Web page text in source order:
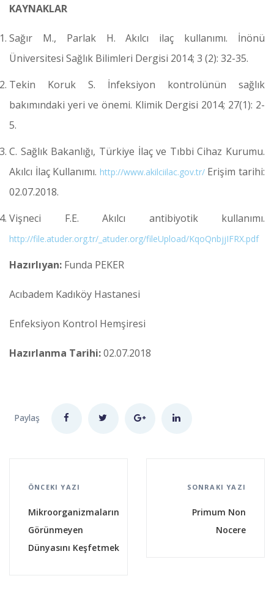
KAYNAKLAR
Sağır M., Parlak H. Akılcı ilaç kullanımı. İnönü
Üniversitesi Sağlık Bilimleri Dergisi 2014; 3 (2): 32-35.
Tekin Koruk S. İnfeksiyon kontrolünün sağlık
bakımındaki yeri ve önemi. Klimik Dergisi 2014; 27(1): 2-
5.
C. Sağlık Bakanlığı, Türkiye İlaç ve Tıbbi Cihaz Kurumu.
Akılcı İlaç Kullanımı. http://www.akilciilac.gov.tr/Erişim tarihi:
02.07.2018.
Vişneci F.E. Akılcı antibiyotik kullanımı.
http://file.atuder.org.tr/_atuder.org/fileUpload/KqoQnbjjIFRX.pdf
Hazırlıyan: Funda PEKER
Acıbadem Kadıköy Hastanesi
Enfeksiyon Kontrol Hemşiresi
Hazırlanma Tarihi:02.07.2018
Paylaş
ÖNCEKI YAZI
Mikroorganizmaların
Görünmeyen
Dünyasını Keşfetmek
SONRAKI YAZI
Primum Non
Nocere